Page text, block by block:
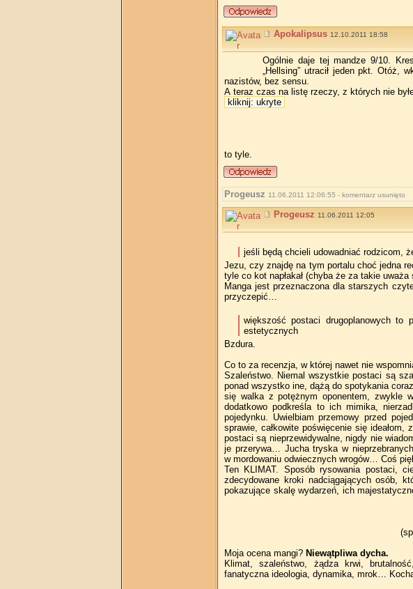
Apokalipsus 12.10.2011 18:58
Ogólnie daje tej mandze 9/10.
„Hellsing” utracił jeden pkt. Otóż,
nazistów, bez sensu.
A teraz czas na listę rzeczy, z których nie
kliknij: ukryte
to tyle.
Progeusz 11.06.2011 12:06:55 - komentarz usunięto
Progeusz 11.06.2011 12:05
jeśli będą chcieli udowadniać rodzicom,
Jezu, czy znajdę na tym portalu choć jedna
tyle co kot napłakał (chyba że za takie
Manga jest przeznaczona dla starszych
przyczepić…
większość postaci drugoplanowych to
estetycznych
Bzdura.
Co to za recenzja, w której nawet nie
Szaleństwo. Niemal wszystkie postaci są
ponad wszystko ine, dążą do spotykania
się walka z potężnym oponentem, zwykle
dodatkowo podkreśla to ich mimika,
pojedynku. Uwielbiam przemowy przed
sprawie, całkowite poświęcenie się
postaci są nieprzewidywalne, nigdy nie
je przerywa… Jucha tryska w
w mordowaniu odwiecznych wrogów… Coś
Ten KLIMAT. Sposób rysowania postaci,
zdecydowane kroki nadciągających osób,
pokazujące skalę wydarzeń, ich
Moja ocena mangi? Niewątpliwa dycha.
Klimat, szaleństwo, żądza krwi,
fanatyczna ideologia, dynamika, mrok…